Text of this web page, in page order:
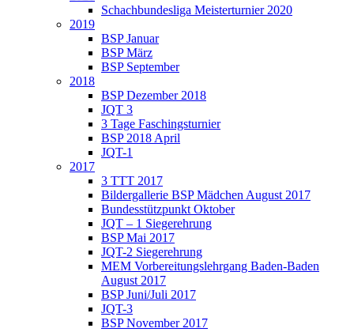
Schachbundesliga Meisterturnier 2020
2019
BSP Januar
BSP März
BSP September
2018
BSP Dezember 2018
JQT 3
3 Tage Faschingsturnier
BSP 2018 April
JQT-1
2017
3 TTT 2017
Bildergallerie BSP Mädchen August 2017
Bundesstützpunkt Oktober
JQT – 1 Siegerehrung
BSP Mai 2017
JQT-2 Siegerehrung
MEM Vorbereitungslehrgang Baden-Baden
August 2017
BSP Juni/Juli 2017
JQT-3
BSP November 2017